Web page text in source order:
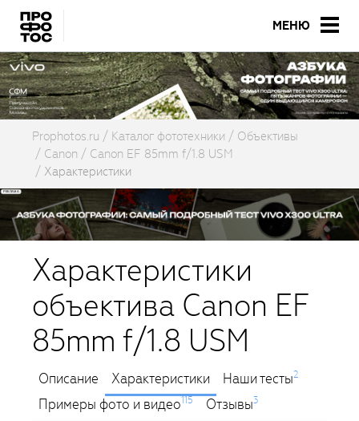
МЕНЮ
Prophotos.ru Каталог фототехники
Объективы
Canon
Canon EF 85mm f/1.8 USM
Характеристики
Характеристики
объектива Canon EF
85mm f/1.8 USM
Описание Характеристики Наши тесты2
Примеры фото и видео115 Отзывы3